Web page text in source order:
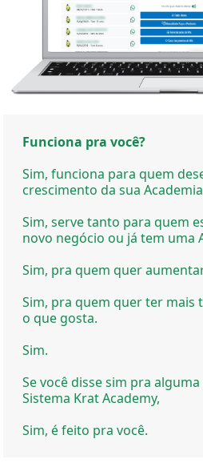
Funciona pra você?
Sim, funciona para quem
crescimento da sua
Sim, serve tanto para quem
novo negócio ou já tem uma
Sim, pra quem quer
Sim, pra quem quer ter mais
o que gosta.
Sim.
Se você disse sim pra
Sistema Krat Academy,
Sim, é feito pra você.